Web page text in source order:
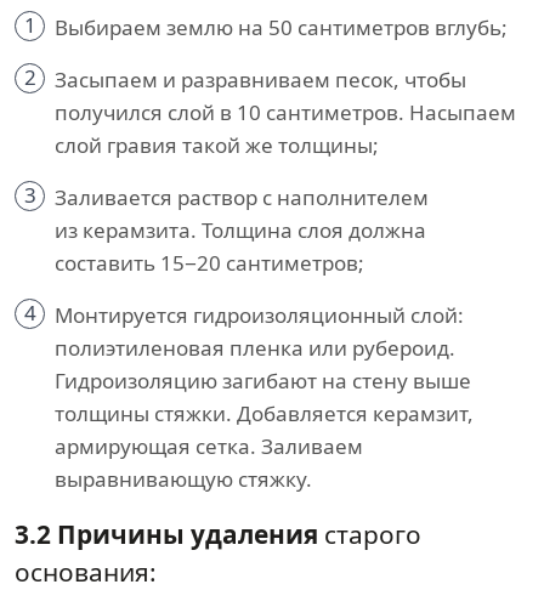
1
Выбираем землю на 50 сантиметров вглубь;
2
Засыпаем и разравниваем песок, чтобы
получился слой в 10 сантиметров. Насыпаем
слой гравия такой же толщины;
3
Заливается раствор с наполнителем
из керамзита. Толщина слоя должна
составить 15−20 сантиметров;
4
Монтируется гидроизоляционный слой:
полиэтиленовая пленка или рубероид.
Гидроизоляцию загибают на стену выше
толщины стяжки. Добавляется керамзит,
армирующая сетка. Заливаем
выравнивающую стяжку.
3.2 Причины удаления старого
основания: